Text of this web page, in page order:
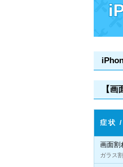
【
症状
画面割
ガラス